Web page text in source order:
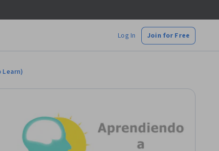
Log In Join for Free
Learn)